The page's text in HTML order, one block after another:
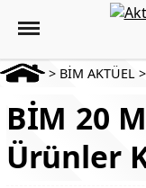
> BİM AKTÜEL >
BİM 20
Ürünler